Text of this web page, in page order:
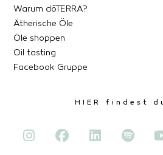
Warum dōTERRA?
Ätherische Öle
Öle shoppen
Oil tasting
Facebook Gruppe
HIER findest